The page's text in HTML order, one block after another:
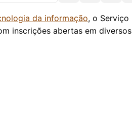
da informação, o Serviço
inscrições abertas em diversos